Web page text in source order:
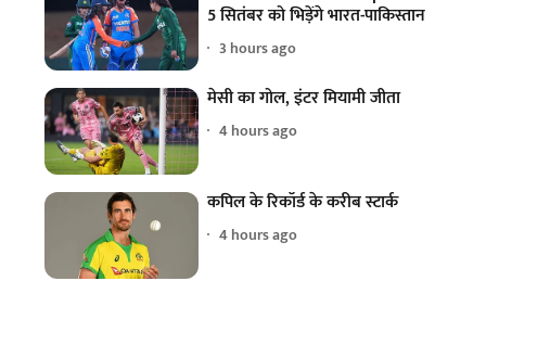
5 सितंबर को भिड़ेंगे भारत-पाकिस्तान
3 hours ago
मेसी का गोल, इंटर मियामी जीता
4 hours ago
कपिल के रिकॉर्ड के करीब स्टार्क
4 hours ago